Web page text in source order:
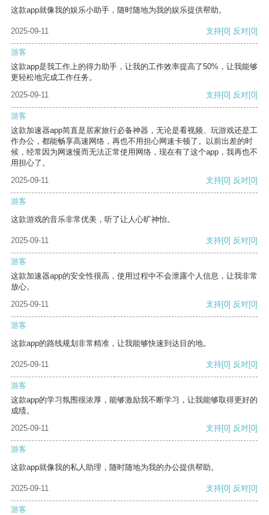
这款app就像我的娱乐小助手，随时随地为我的娱乐提供帮助。
2025-09-11 支持[0] 反对[0]
游客
这款app是我工作上的得力助手，让我的工作效率提高了50%，让我能够
更轻松地完成工作任务。
2025-09-11
支持[0] 反对[0]
游客
这款加速器app简直是居家旅行必备神器，无论是看视频、玩游戏还是工
作办公，都能畅享高速网络，再也不用担心网速卡顿了。以前出差的时
候，经常因为网速慢而无法正常使用网络，现在有了这个app，我再也不
用担心了。
2025-09-11
支持[0] 反对[0]
游客
这款游戏的音乐非常优美，听了让人心旷神怡。
2025-09-11 支持[0] 反对[0]
游客
这款加速器app的安全性很高，使用过程中不会泄露个人信息，让我非常
放心。
2025-09-11
支持[0] 反对[0]
游客
这款app的路线规划非常精准，让我能够快速到达目的地。
2025-09-11 支持[0] 反对[0]
游客
这款app的学习氛围很浓厚，能够激励我不断学习，让我能够取得更好的
成绩。
2025-09-11
支持[0] 反对[0]
游客
这款app就像我的私人助理，随时随地为我的办公提供帮助。
2025-09-11 支持[0] 反对[0]
游客